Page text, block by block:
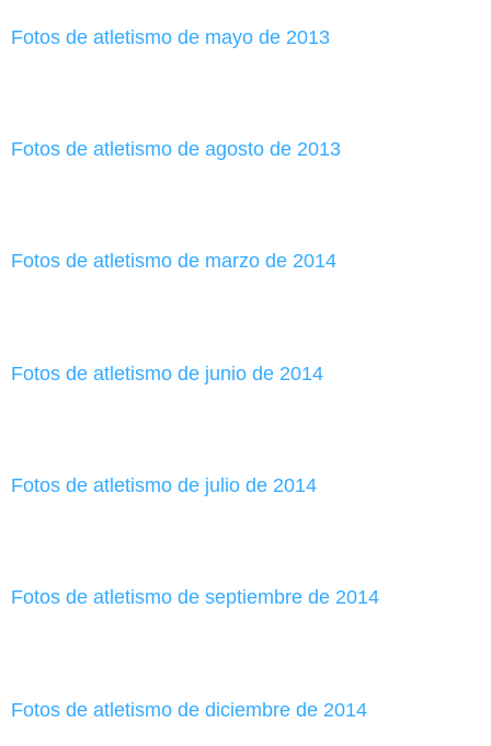
Fotos de atletismo de mayo de 2013
Fotos de atletismo de agosto de 2013
Fotos de atletismo de marzo de 2014
Fotos de atletismo de junio de 2014
Fotos de atletismo de julio de 2014
Fotos de atletismo de septiembre de 2014
Fotos de atletismo de diciembre de 2014